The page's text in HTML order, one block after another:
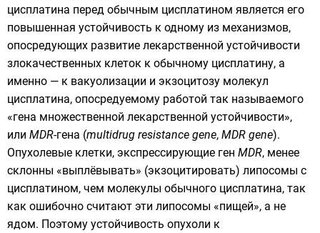
цисплатина перед обычным цисплатином является его
повышенная устойчивость к одному из механизмов,
опосредующих развитие лекарственной устойчивости
злокачественных клеток к обычному цисплатину, а
именно — к вакуолизации и экзоцитозу молекул
цисплатина, опосредуемому работой так называемого
«гена множественной лекарственной устойчивости»,
или MDR-гена (multidrug resistance gene, MDR gene).
Опухолевые клетки, экспрессирующие ген MDR, менее
склонны «выплёвывать» (экзоцитировать) липосомы с
цисплатином, чем молекулы обычного цисплатина, так
как ошибочно считают эти липосомы «пищей», а не
ядом. Поэтому устойчивость опухоли к